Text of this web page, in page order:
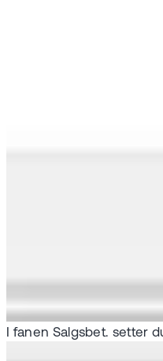
I fanen Salgsbet. setter